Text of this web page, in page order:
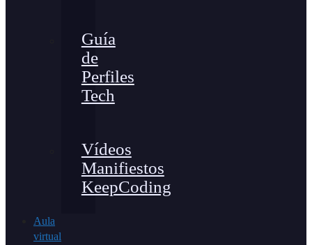
Guía
de
Perfiles
Tech
Vídeos
Manifiestos
KeepCoding
Aula
virtual